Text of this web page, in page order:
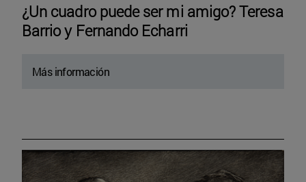
¿Un cuadro puede ser mi amigo? Teresa
Barrio y Fernando Echarri
Más información